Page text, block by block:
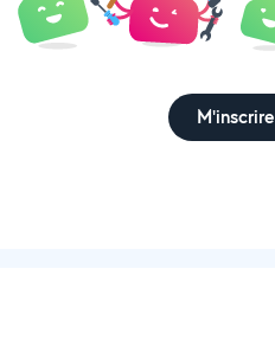
M'inscrire